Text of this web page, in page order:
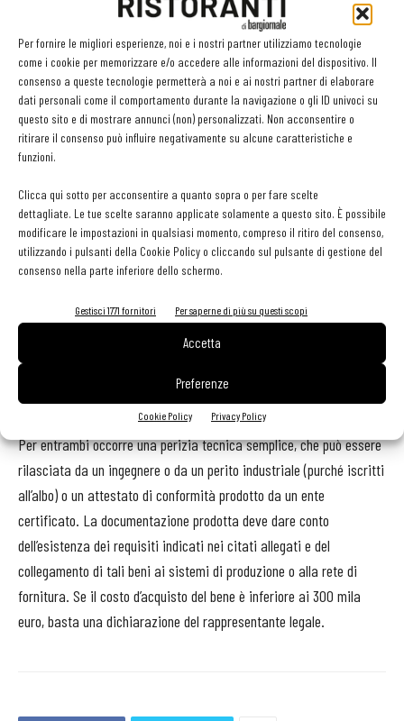
Per fornire le migliori esperienze, noi e i nostri partner utilizziamo tecnologie
come i cookie per memorizzare e/o accedere alle informazioni del dispositivo. Il
consenso a queste tecnologie permetterà a noi e ai nostri partner di elaborare
dati personali come il comportamento durante la navigazione o gli ID univoci su
questo sito e di mostrare annunci (non) personalizzati. Non acconsentire o
ritirare il consenso può influire negativamente su alcune caratteristiche e
funzioni.
Clicca qui sotto per acconsentire a quanto sopra o per fare scelte
dettagliate. Le tue scelte saranno applicate solamente a questo sito. È possibile
modificare le impostazioni in qualsiasi momento, compreso il ritiro del consenso,
utilizzando i pulsanti della Cookie Policy o cliccando sul pulsante di gestione del
consenso nella parte inferiore dello schermo.
Gestisci 1771 fornitori Per saperne di più su questi scopi
Accetta
Preferenze
Cookie Policy Privacy Policy
investimenti fino a 2,5 milioni, da 2,5 a 10 o da 10 a 20 milioni) se il
relativo ordine risulta accettato dal venditore e sono stati pagati
acconti pari al 20% del costo di acquisto entro il 31 dicembre
2022.
Industria 4.0: i beni inclusi
Industria 4.0 sono elencati negli allegati A (beni materiali) e B (beni
immateriali) annessi alla legge 11 dicembre 2016, n. 232.
Per i beni materiali, si tratta di macchinari e attrezzature
sistemi computerizzati o gestito tramite opportuni sensori e
azionamenti”. I beni immateriali, invece, sono tipicamente
software, piattaforme
e applicazioni connessi a investimenti in beni industria 4.0.
Per entrambi occorre una perizia tecnica semplice, che può essere
rilasciata da un ingegnere o da un perito industriale (purché iscritti
all’albo) o un attestato di conformità prodotto da un ente
certificato. La documentazione prodotta deve dare conto
dell’esistenza dei requisiti indicati nei citati allegati e del
collegamento di tali beni ai sistemi di produzione o alla rete di
fornitura. Se il costo d’acquisto del bene è inferiore ai 300 mila
euro, basta una dichiarazione del rappresentante legale.